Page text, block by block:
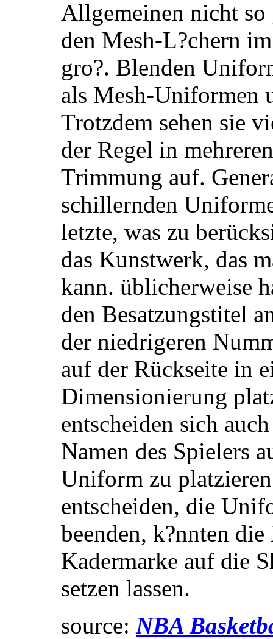
Allgemeinen nicht
den Mesh-L?chern
gro?. Blenden
als Mesh-Uniformen
Trotzdem sehen sie
der Regel in
Trimmung auf.
schillernden
letzte, was zu
das Kunstwerk, das
kann. üblicherweise
den Besatzungstitel
der niedrigeren
auf der Rückseite in
Dimensionierung
entscheiden sich
Namen des Spielers
Uniform zu
entscheiden, die
beenden, k?nnten
Kadermarke auf die
setzen lassen.
source: NBA